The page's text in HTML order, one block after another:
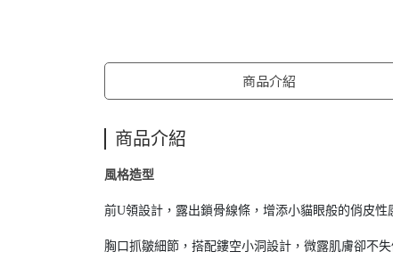
商品介紹
商品介紹
風格造型
前U領設計，露出鎖骨線條，增添小貓眼般的俏皮性
胸口抓皺細節，搭配鏤空小洞設計，微露肌膚卻不失